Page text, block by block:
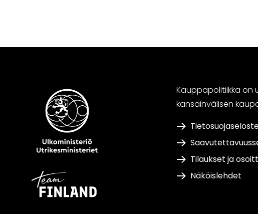
Kauppapolitiikka on
kansainvälisen
Tilaukset ja
Näköislehdet